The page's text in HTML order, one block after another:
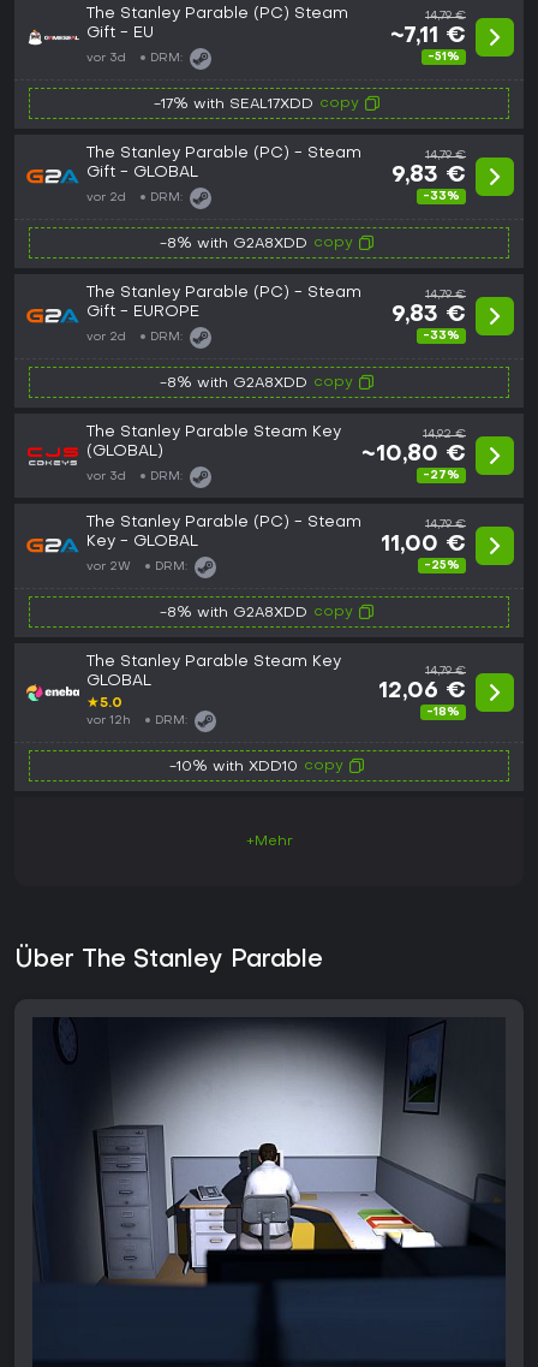
The Stanley Parable (PC) Steam
Gift - EU
vor 3d DRM:
14,79 €
~7,11 €
-51%
-17% with SEAL17XDD copy
The Stanley Parable (PC) - Steam
Gift - GLOBAL
vor 2d DRM:
14,79 €
9,83 €
-33%
-8% with G2A8XDD copy
The Stanley Parable (PC) - Steam
Gift - EUROPE
vor 2d DRM:
14,79 €
9,83 €
-33%
-8% with G2A8XDD copy
The Stanley Parable Steam Key
(GLOBAL)
vor 3d DRM:
14,92 €
~10,80 €
-27%
The Stanley Parable (PC) - Steam
Key - GLOBAL
vor 2W DRM:
14,79 €
11,00 €
-25%
-8% with G2A8XDD copy
The Stanley Parable Steam Key
GLOBAL
★5.0
vor 12h DRM:
14,79 €
12,06 €
-18%
-10% with XDD10 copy
+Mehr
Über The Stanley Parable